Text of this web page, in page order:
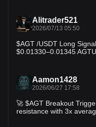
Alitrader521
2026/07/13 05:50
$AGT /USDT Long
$0.01330–0.01345
recovery from
buyers in control. A
fresh momentum
trading volume supports
profit-taking may occur
Aamon1428
2026/06/27 17:58
🚀 $AGT Breakout Triggered! 🚀 $AGT
resistance with 3x